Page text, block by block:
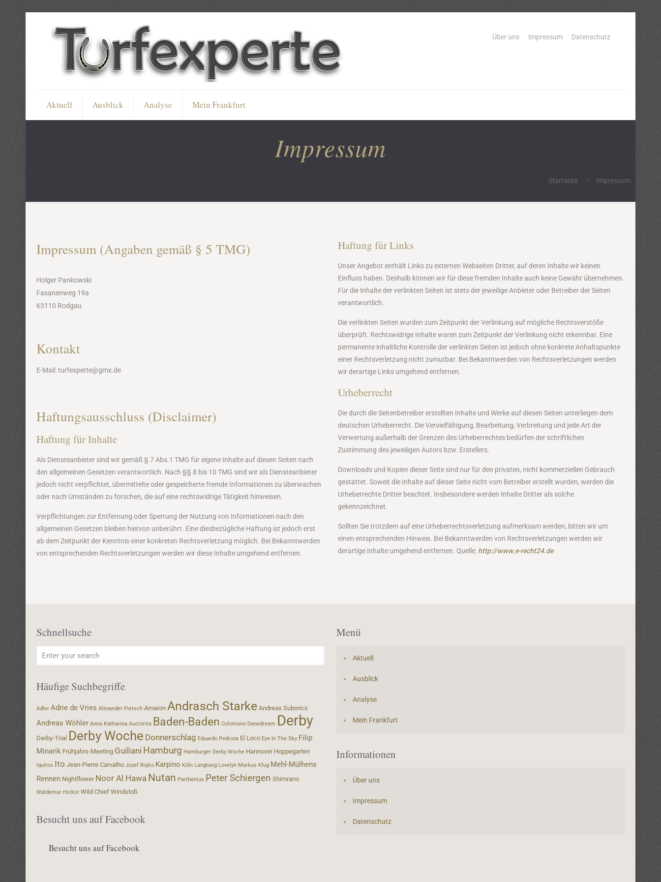
Aktuell Ausblick Analyse Mein Frankfurt
Über uns Impressum Datenschutz
Impressum
Startseite Impressum
Impressum (Angaben gemäß § 5 TMG)
Holger Pankowski
Fasanenweg 19a
63110 Rodgau
Kontakt
E-Mail: turfexperte@gmx.de
Haftungsausschluss (Disclaimer)
Haftung für Inhalte
Als Diensteanbieter sind wir gemäß § 7 Abs.1 TMG für eigene Inhalte auf diesen Seiten nach
den allgemeinen Gesetzen verantwortlich. Nach §§ 8 bis 10 TMG sind wir als Diensteanbieter
jedoch nicht verpflichtet, übermittelte oder gespeicherte fremde Informationen zu überwachen
oder nach Umständen zu forschen, die auf eine rechtswidrige Tätigkeit hinweisen.
Verpflichtungen zur Entfernung oder Sperrung der Nutzung von Informationen nach den
allgemeinen Gesetzen bleiben hiervon unberührt. Eine diesbezügliche Haftung ist jedoch erst
ab dem Zeitpunkt der Kenntnis einer konkreten Rechtsverletzung möglich. Bei Bekanntwerden
von entsprechenden Rechtsverletzungen werden wir diese Inhalte umgehend entfernen.
Haftung für Links
Unser Angebot enthält Links zu externen Webseiten Dritter, auf deren Inhalte wir keinen
Einfluss haben. Deshalb können wir für diese fremden Inhalte auch keine Gewähr übernehmen.
Für die Inhalte der verlinkten Seiten ist stets der jeweilige Anbieter oder Betreiber der Seiten
verantwortlich.
Die verlinkten Seiten wurden zum Zeitpunkt der Verlinkung auf mögliche Rechtsverstöße
überprüft. Rechtswidrige Inhalte waren zum Zeitpunkt der Verlinkung nicht erkennbar. Eine
permanente inhaltliche Kontrolle der verlinkten Seiten ist jedoch ohne konkrete Anhaltspunkte
einer Rechtsverletzung nicht zumutbar. Bei Bekanntwerden von Rechtsverletzungen werden
wir derartige Links umgehend entfernen.
Urheberrecht
Die durch die Seitenbetreiber erstellten Inhalte und Werke auf diesen Seiten unterliegen dem
deutschen Urheberrecht. Die Vervielfältigung, Bearbeitung, Verbreitung und jede Art der
Verwertung außerhalb der Grenzen des Urheberrechtes bedürfen der schriftlichen
Zustimmung des jeweiligen Autors bzw. Erstellers.
Downloads und Kopien dieser Seite sind nur für den privaten, nicht kommerziellen Gebrauch
gestattet. Soweit die Inhalte auf dieser Seite nicht vom Betreiber erstellt wurden, werden die
Urheberrechte Dritter beachtet. Insbesondere werden Inhalte Dritter als solche
gekennzeichnet.
Sollten Sie trotzdem auf eine Urheberrechtsverletzung aufmerksam werden, bitten wir um
einen entsprechenden Hinweis. Bei Bekanntwerden von Rechtsverletzungen werden wir
derartige Inhalte umgehend entfernen. Quelle: http://www.e-recht24.de
Schnellsuche
Häufige Suchbegriffe
Adler Adrie de Vries Alexander Pietsch Amaron Andrasch Starke Andreas Suborics
Andreas Wöhler Anna Katharina Auctorita Baden-Baden Colomano Danedream Derby
Derby-Trial Derby Woche Donnerschlag Eduardo Pedroza El Loco Eye In The Sky Filip
Minarik Frühjahrs-Meeting Guiliani Hamburg Hamburger Derby Woche Hannover Hoppegarten
Iquitos Ito Jean-Pierre Carvalho Jozef Bojko Karpino Köln Langtang Lovelyn Markus Klug Mehl-Mülhens
Rennen Nightflower Noor Al Hawa Nutan Parthenius Peter Schiergen Shimrano
Waldemar Hickst Wild Chief Windstoß
Besucht uns auf Facebook
Besucht uns auf Facebook
Menü
Aktuell
Ausblick
Analyse
Mein Frankfurt
Informationen
Über uns
Impressum
Datenschutz